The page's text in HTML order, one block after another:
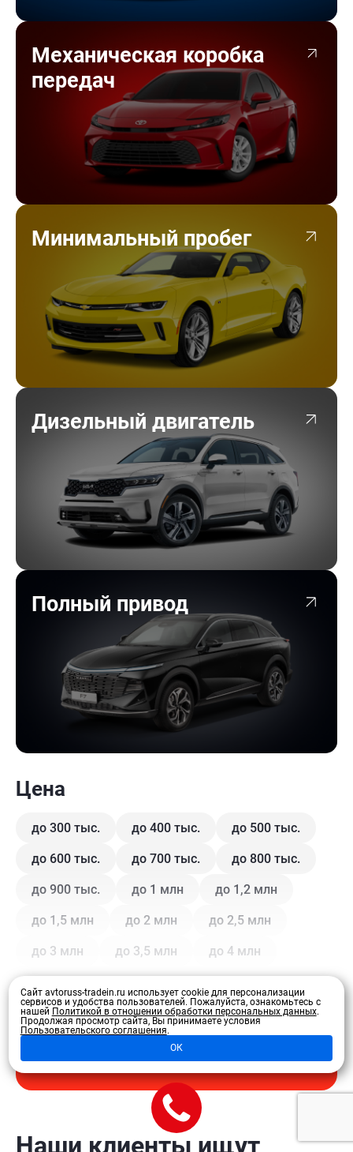
Механическая коробка
передач
Минимальный пробег
Дизельный двигатель
Полный привод
Цена
до 300 тыс. до 400 тыс. до 500 тыс.
до 600 тыс. до 700 тыс. до 800 тыс.
до 900 тыс. до 1 млн до 1,2 млн
до 1,5 млн до 2 млн до 2,5 млн
до 3 млн до 3,5 млн до 4 млн
Кузов
Внедорожник
Седан Хэтчбек 3 дв. Хэтчбек 5 дв.
Минивэн Кроссовер
Универсал Универсал 5 дв.
Развернуть
Сайт avtoruss-tradein.ru использует cookie для персонализации
сервисов и удобства пользователей. Пожалуйста, ознакомьтесь с
нашей Политикой в отношении обработки персональных данных.
Продолжая просмотр сайта, Вы принимаете условия
Пользовательского соглашения.
ОК